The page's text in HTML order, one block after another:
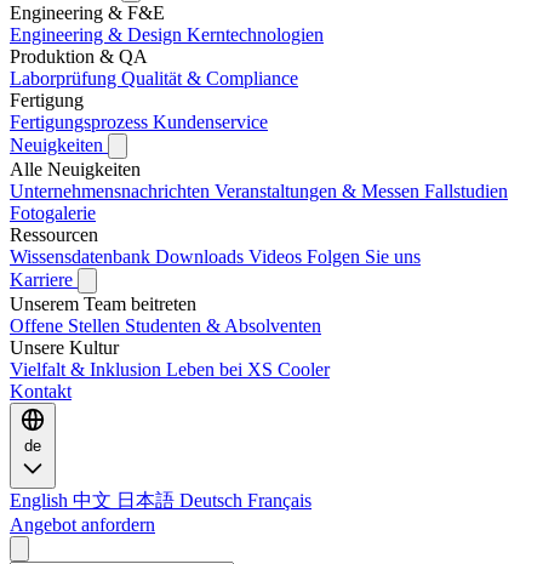
Engineering & F&E
Engineering & Design Kerntechnologien
Produktion & QA
Laborprüfung Qualität & Compliance
Fertigung
Fertigungsprozess Kundenservice
Neuigkeiten
Alle Neuigkeiten
Unternehmensnachrichten Veranstaltungen & Messen Fallstudien
Fotogalerie
Ressourcen
Wissensdatenbank Downloads Videos Folgen Sie uns
Karriere
Unserem Team beitreten
Offene Stellen Studenten & Absolventen
Unsere Kultur
Vielfalt & Inklusion Leben bei XS Cooler
Kontakt
de
English 中文 日本語 Deutsch Français
Angebot anfordern